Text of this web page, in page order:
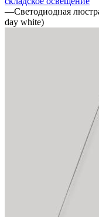
—Светодиодная
day white)